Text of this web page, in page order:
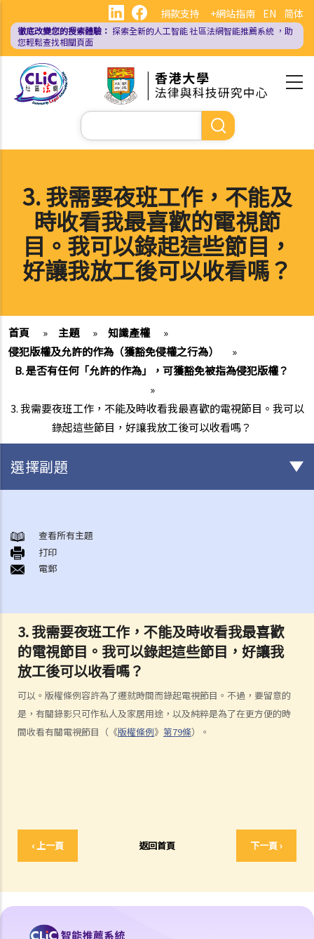
內
EN 简体
捐款支持 +網站指南
徹底改變您的搜索體驗： 探索全新的人工智能社區法網智能推薦系統 ，助
您輕鬆查找相關頁面
Search
3. 我需要夜班工作，不能及
時收看我最喜歡的電視節
目。我可以錄起這些節目，
好讓我放工後可以收看嗎？
首頁 » 主題 » 知識產權
»
侵犯版權及允許的作為（獲豁免侵權之行為）
»
B. 是否有任何「允許的作為」，可獲豁免被指為侵犯版權？
»
3. 我需要夜班工作，不能及時收看我最喜歡的電視節目。我可以
錄起這些節目，好讓我放工後可以收看嗎？
3. 我需要夜班工作，不能及時收看我最喜歡
的電視節目。我可以錄起這些節目，好讓我
放工後可以收看嗎？
可以。版權條例容許為了遷就時間而錄起電視節目。不過，要留意的
是，有關錄影只可作私人及家居用途，以及純粹是為了在更方便的時
間收看有關電視節目（《版權條例》 第79條）。
‹ 上一頁 返回首頁 下一頁 ›
選擇副題
一般事項
1. 我怎樣可以取得版權？
2. 版權的有效期可持續多久？
告示嗎？
4. 我怎樣可以找出作品的版權擁有人？
5. 我怎樣可以取得許可，去使用版權作品？
6. 有沒有作品可供我自由使用，而毋須事先向版權擁有人或有關負責人
取得許可？
7. 承接問題6，由政府出版之物品是否在公共領域之內？
8. 我的作品版權在其他國家有效嗎？
版權的擁有權
15. 一名自由身的電腦程式員，撰寫了一個電腦程式，用以記錄我公司
的存貨。我已向他支付全數酬勞，但我們從沒有討論過程式的版權屬於
誰。那麼我是該電腦程式的版權擁有人嗎？如果不是，我可以就這個程
查看所有主題
打印
電郵